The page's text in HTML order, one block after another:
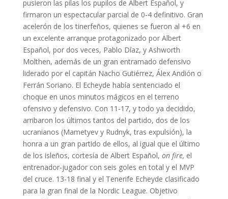
pusieron las pilas los pupilos de Albert Español, y
firmaron un espectacular parcial de 0-4 definitivo. Gran
acelerón de los tinerfeños, quienes se fueron al +6 en
un excelente arranque protagonizado por Albert
Español, por dos veces, Pablo Díaz, y Ashworth
Molthen, además de un gran entramado defensivo
liderado por el capitán Nacho Gutiérrez, Álex Andión o
Ferrán Soriano. El Echeyde había sentenciado el
choque en unos minutos mágicos en el terreno
ofensivo y defensivo. Con 11-17, y todo ya decidido,
arribaron los últimos tantos del partido, dos de los
ucranianos (Mametyev y Rudnyk, tras expulsión), la
honra a un gran partido de ellos, al igual que el último
de los isleños, cortesía de Albert Español, on fire, el
entrenador-jugador con seis goles en total y el MVP
del cruce. 13-18 final y el Tenerife Echeyde clasificado
para la gran final de la Nordic League. Objetivo